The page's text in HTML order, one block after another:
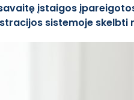
įstaigos
sistemoje skelbti